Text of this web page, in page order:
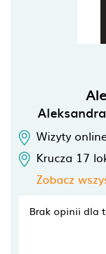
Wizyty
Krucza 17
Zobacz
Brak opinii dla